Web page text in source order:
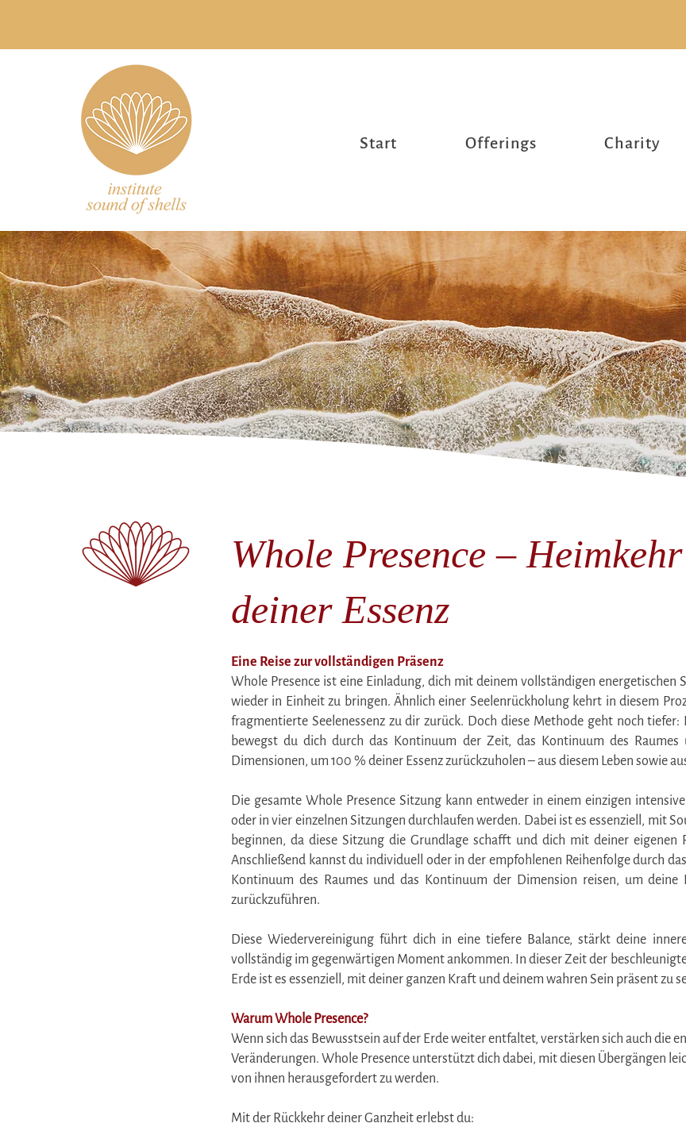
Start Offerings Charity
Whole Presence –
deiner Essenz
Eine Reise zur vollständigen Präsenz
Whole Presence ist eine Einladung, dich mit deinem vollständigen energetischen
wieder in Einheit zu bringen. Ähnlich einer Seelenrückholung kehrt in diesem
fragmentierte Seelenessenz zu dir zurück. Doch diese Methode geht noch
bewegst du dich durch das Kontinuum der Zeit, das Kontinuum des
Dimensionen, um 100 % deiner Essenz zurückzuholen – aus diesem Leben sowie
Die gesamte Whole Presence Sitzung kann entweder in einem einzigen
oder in vier einzelnen Sitzungen durchlaufen werden. Dabei ist es essenziell, mit
beginnen, da diese Sitzung die Grundlage schafft und dich mit deiner eigenen
Anschließend kannst du individuell oder in der empfohlenen Reihenfolge durch
Kontinuum des Raumes und das Kontinuum der Dimension reisen, um deine
zurückzuführen.
Diese Wiedervereinigung führt dich in eine tiefere Balance, stärkt deine
vollständig im gegenwärtigen Moment ankommen. In dieser Zeit der
Erde ist es essenziell, mit deiner ganzen Kraft und deinem wahren Sein präsent zu
Warum Whole Presence?
Wenn sich das Bewusstsein auf der Erde weiter entfaltet, verstärken sich auch die
Veränderungen. Whole Presence unterstützt dich dabei, mit diesen Übergängen
von ihnen herausgefordert zu werden.
Mit der Rückkehr deiner Ganzheit erlebst du: